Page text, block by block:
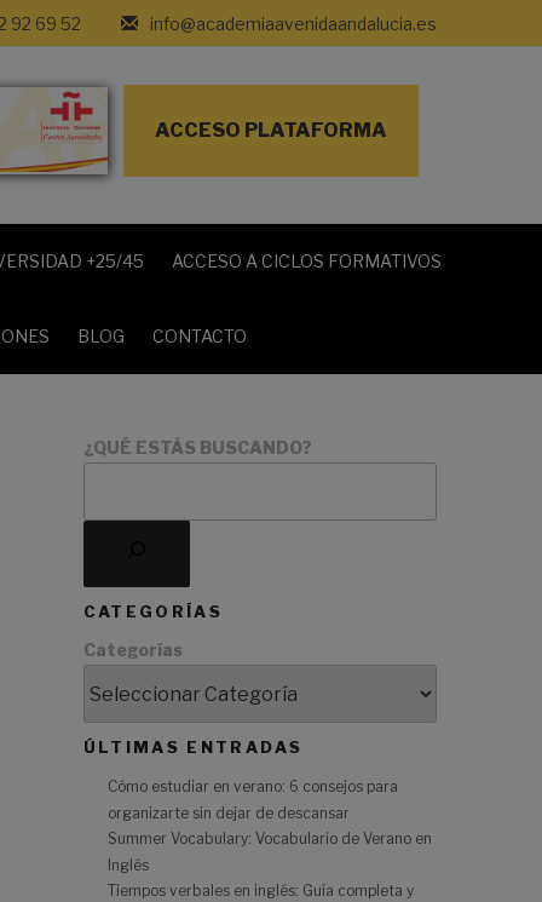
info@academiaavenidaandalucia.es
92 69 52
ACCESO PLATAFORMA
+25/45 ACCESO A CICLOS FORMATIVOS
BLOG CONTACTO
¿QUÉ ESTÁS BUSCANDO?
CATEGORÍAS
Categorías
ÚLTIMAS ENTRADAS
Cómo estudiar en verano: 6 consejos para
organizarte sin dejar de descansar
Summer Vocabulary: Vocabulario de Verano en
Inglés
Tiempos verbales en inglés: Guía completa y